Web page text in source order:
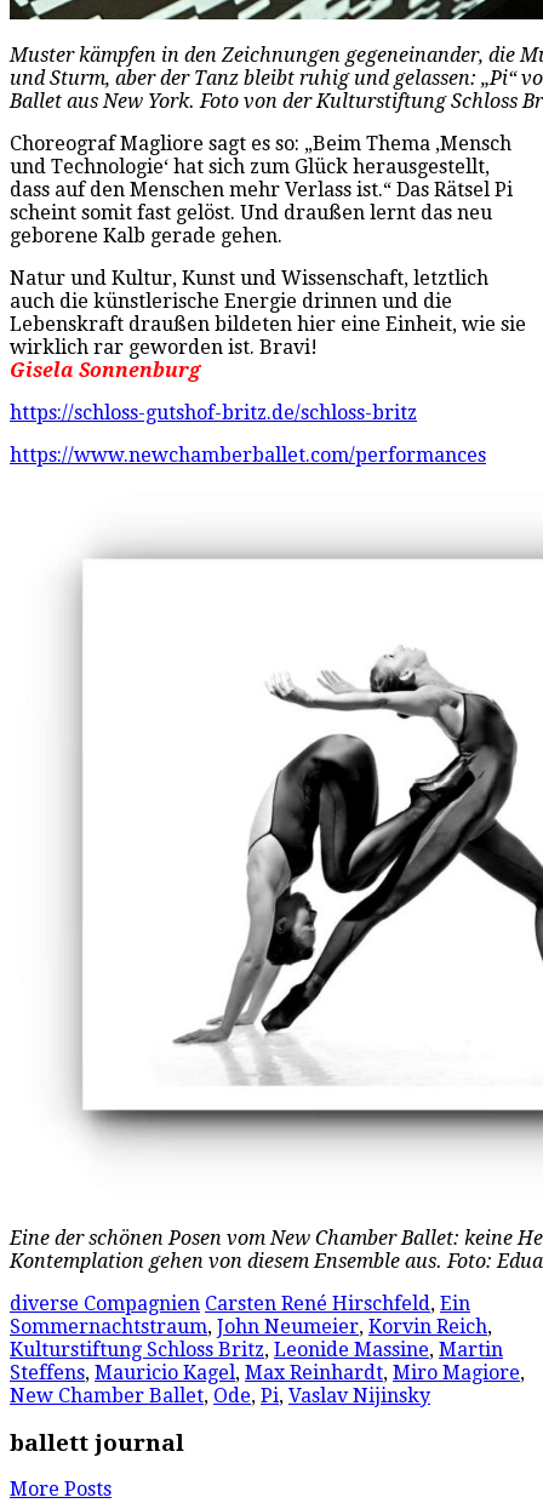
Muster kämpfen in den Zeichnungen gegeneinander, die
und Sturm, aber der Tanz bleibt ruhig und gelassen: „Pi“
Ballet aus New York. Foto von der Kulturstiftung Schloss
Choreograf Magliore sagt es so: „Beim Thema ‚Mensch
und Technologie‘ hat sich zum Glück herausgestellt,
dass auf den Menschen mehr Verlass ist.“ Das Rätsel Pi
scheint somit fast gelöst. Und draußen lernt das neu
geborene Kalb gerade gehen.
Natur und Kultur, Kunst und Wissenschaft, letztlich
auch die künstlerische Energie drinnen und die
Lebenskraft draußen bildeten hier eine Einheit, wie sie
wirklich rar geworden ist. Bravi!
Gisela Sonnenburg
https://schloss-gutshof-britz.de/schloss-britz
https://www.newchamberballet.com/performances
Eine der schönen Posen vom New Chamber Ballet: keine
Kontemplation gehen von diesem Ensemble aus. Foto:
diverse Compagnien Carsten René Hirschfeld, Ein
Sommernachtstraum, John Neumeier, Korvin Reich,
Kulturstiftung Schloss Britz, Leonide Massine, Martin
Steffens, Mauricio Kagel, Max Reinhardt, Miro Magiore,
New Chamber Ballet, Ode, Pi, Vaslav Nijinsky
ballett journal
More Posts